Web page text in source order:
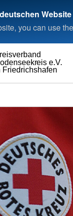
Website
you can use
Friedrichshafen
e.V.